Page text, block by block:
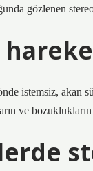
gözlenen
istemsiz, akan
ve